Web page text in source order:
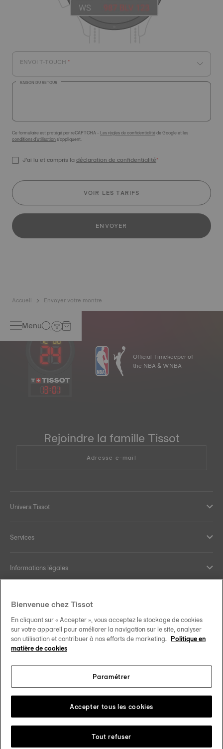
ENVOI T-TOUCH
RAISON DU RETOUR
Ce formulaire est protégé par reCAPTCHA - Les règles de confidentialitéde Google et les
conditions d'utilisations'appliquent.
J'ai lu et compris ladéclaration de confidentialité*
VOIR LES TARIFS
ENVOYER
Accueil Envoyer votre montre
Menu
13:01
Official Timekeeper of
the NBA & WNBA
Rejoindre la famille Tissot
Adresse e-mail
Univers Tissot
Services
Informations légales
Nos engagements
Suivez-nous sur les réseaux sociaux
Changer de pays Tissot Copyrights 2026
Bienvenue chez Tissot
En cliquant sur « Accepter », vous acceptez le stockage de cookies
sur votre appareil pour améliorer la navigation sur le site, analyser
son utilisation et contribuer à nos efforts de marketing. Politique en
matière de cookies
Paramétrer
Tout refuser
Accepter tous les cookies